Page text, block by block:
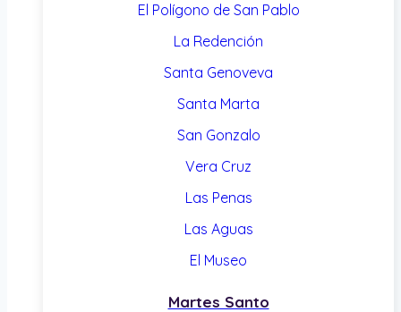
El Polígono de San Pablo
La Redención
Santa Genoveva
Santa Marta
San Gonzalo
Vera Cruz
Las Penas
Las Aguas
El Museo
Martes Santo